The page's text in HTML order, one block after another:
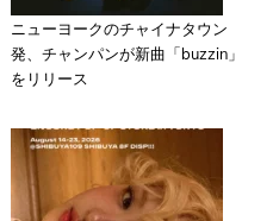
ニューヨークのチャイナタウン
発、チャンパンが新曲「buzzin」
をリリース